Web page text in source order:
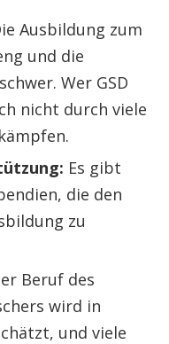
Ausbildung zum
und die
Wer GSD
nicht durch viele
Es gibt
die den
zu
Beruf des
wird in
und viele